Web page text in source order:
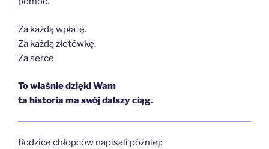
Za każdą wpłatę.
Za każdą złotówkę.
Za serce.
To właśnie dzięki Wam
ta historia ma swój dalszy ciąg.
Rodzice chłopców napisali później: